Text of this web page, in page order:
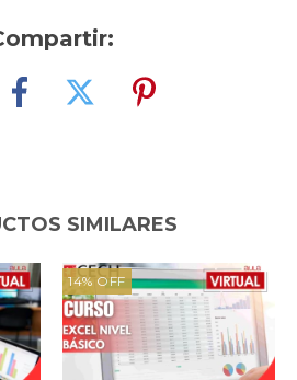
SIMILARES
14% OFF